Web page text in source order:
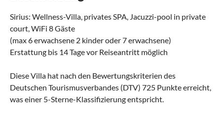
Sirius: Wellness-Villa, privates SPA, Jacuzzi-pool in private
court, WiFi 8 Gäste
(max 6 erwachsene 2 kinder oder 7 erwachsene)
Erstattung bis 14 Tage vor Reiseantritt möglich
Diese Villa hat nach den Bewertungskriterien des
Deutschen Tourismusverbandes (DTV) 725 Punkte erreicht,
was einer 5-Sterne-Klassifizierung entspricht.